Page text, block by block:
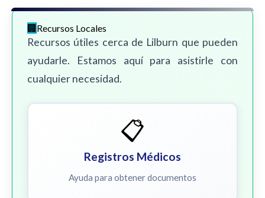
Recursos Locales
Recursos útiles cerca de Lilburn que pueden
ayudarle. Estamos aquí para asistirle con
cualquier necesidad.
📋
Registros Médicos
Ayuda para obtener documentos